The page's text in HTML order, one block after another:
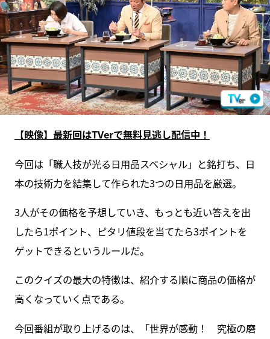
【映像】最新回はTVerで無料見逃し配信中！
今回は「職人技が光る日用品スペシャル」と銘打ち、日
本の技術力を結集して作られた3つの日用品を厳選。
3人がその価格を予想していき、もっとも近い答えを出
したら1ポイント、ピタリ値段を当てたら3ポイントを
ゲットできるというルールだ。
このクイズの最大の特徴は、紹介する順に商品の価格が
高くなっていく点である。
今回番組が取り上げるのは、「世界が感動！ 究極の磨